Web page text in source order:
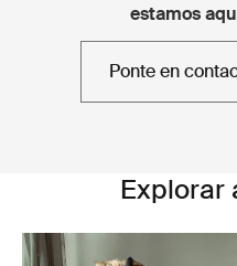
estamos
Ponte en
Explorar